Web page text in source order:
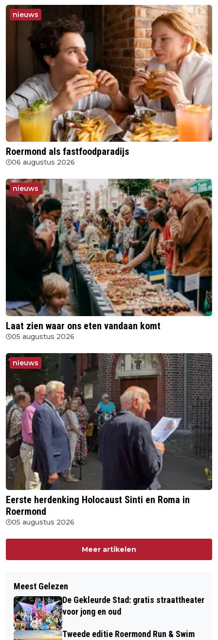
nieuws
Roermond als fastfoodparadijs
06 augustus 2026
nieuws
Laat zien waar ons eten vandaan komt
05 augustus 2026
nieuws
Eerste herdenking Holocaust Sinti en Roma in
Roermond
05 augustus 2026
Meer artikelen
Meest Gelezen
De Gekleurde Stad: gratis straattheater
voor jong en oud
Tweede editie Roermond Run & Swim